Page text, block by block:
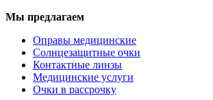
Мы предлагаем
Оправы медицинские
Солнцезащитные очки
Контактные линзы
Медицинские услуги
Очки в рассрочку